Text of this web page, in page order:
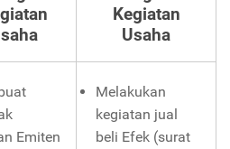
Kegiatan
Usaha
Emiten
Melakukan
kegiatan jual
beli Efek (surat